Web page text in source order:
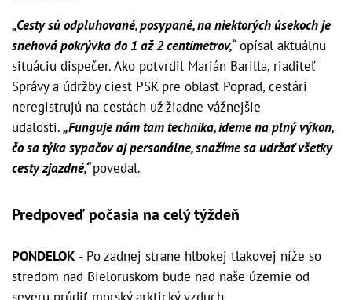
„Cesty sú odpluhované, posypané, na niektorých úsekoch je
snehová pokrývka do 1 až 2 centimetrov,“opísal aktuálnu
situáciu dispečer. Ako potvrdil Marián Barilla, riaditeľ
Správy a údržby ciest PSK pre oblasť Poprad, cestári
neregistrujú na cestách už žiadne vážnejšie
udalosti.„Funguje nám tam technika, ideme na plný výkon,
čo sa týka sypačov aj personálne, snažíme sa udržať všetky
cesty zjazdné,“povedal.
Predpoveď počasia na celý týždeň
PONDELOK - Po zadnej strane hlbokej tlakovej níže so
stredom nad Bieloruskom bude nad naše územie od
severu prúdiť morský arktický vzduch.